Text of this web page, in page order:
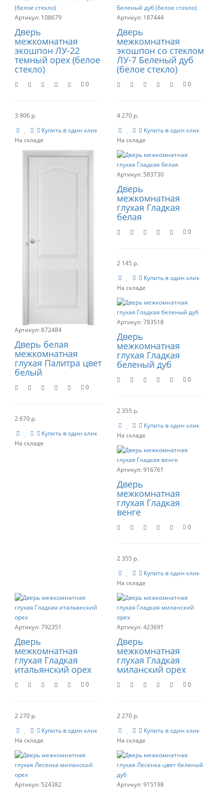
108679
Дверь
межкомнатная
экошпон ЛУ-22
темный орех (белое
стекло)
0
3 906 р.
Купить в один клик
187444
Дверь
межкомнатная
экошпон со стеклом
ЛУ-7 Беленый дуб
(белое стекло)
0
4 270 р.
Купить в один клик
872484
Дверь белая
межкомнатная
глухая Палитра цвет
белый
0
2 670 р.
Купить в один клик
583730
Дверь
межкомнатная
глухая Гладкая
белая
0
2 145 р.
Купить в один клик
783518
Дверь
межкомнатная
глухая Гладкая
беленый дуб
0
2 355 р.
Купить в один клик
916761
Дверь
межкомнатная
глухая Гладкая
венге
0
2 355 р.
Купить в один клик
792351
Дверь
межкомнатная
глухая Гладкая
итальянский орех
0
2 270 р.
Купить в один клик
423691
Дверь
межкомнатная
глухая Гладкая
миланский орех
0
2 270 р.
Купить в один клик
524382 915198